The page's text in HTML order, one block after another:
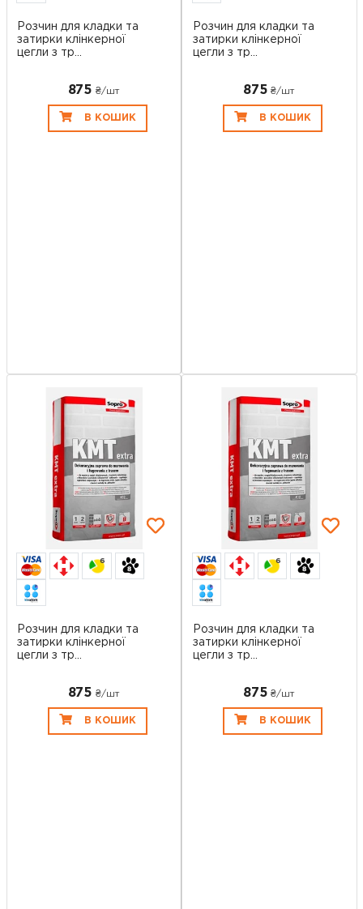
Розчин для кладки та
затирки клінкерної
цегли з тр...
875 ₴/шт
В КОШИК
Розчин для кладки та
затирки клінкерної
цегли з тр...
875 ₴/шт
В КОШИК
6
Розчин для кладки та
затирки клінкерної
цегли з тр...
875 ₴/шт
В КОШИК
6
Розчин для кладки та
затирки клінкерної
цегли з тр...
875 ₴/шт
В КОШИК